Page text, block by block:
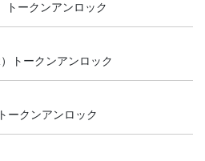
トークンアンロック
トークンアンロック
ークンアンロック